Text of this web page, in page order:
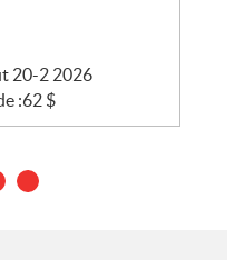
20-2 2026
:62 $